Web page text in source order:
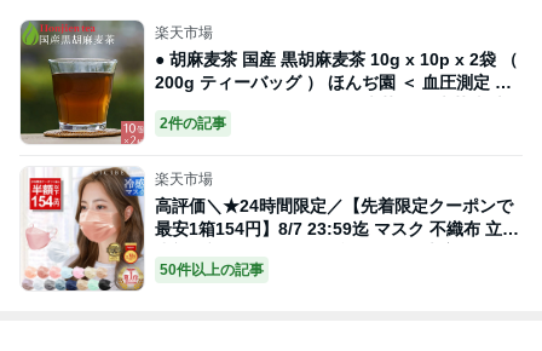
楽天市場
● 胡麻麦茶 国産 黒胡麻麦茶 10g x 10p x 2袋 （
200g ティーバッグ ） ほんぢ園 ＜ 血圧測定 ペ
ットボトルよりお得！ ごま麦茶 ゴマ麦茶 胡麻
麦茶 ノンカフェイン ＞ ／セ／
2件の記事
楽天市場
高評価＼★24時間限定／【先着限定クーポンで
最安1箱154円】8/7 23:59迄 マスク 不織布 立体
小顔 ブリーツマスク 不織布マスク 大容量51枚
立体マスク 4層構造 20枚 バイカラーマスク カ
50件以上の記事